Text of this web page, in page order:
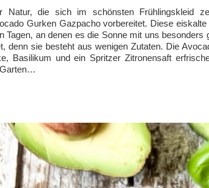
Natur, die sich im schönsten Frühlingskleid
Gurken Gazpacho vorbereitet. Diese
Tagen, an denen es die Sonne mit uns
denn sie besteht aus wenigen Zutaten. Die
Basilikum und ein Spritzer Zitronensaft